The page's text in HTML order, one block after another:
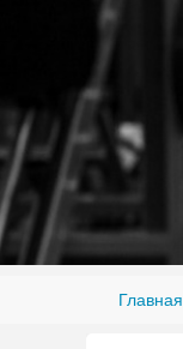
Главная